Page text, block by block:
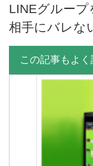
にする
LINEを退会す
きない？友達
される？LINE
LINEグループ
相手にバレな
この記事もよ